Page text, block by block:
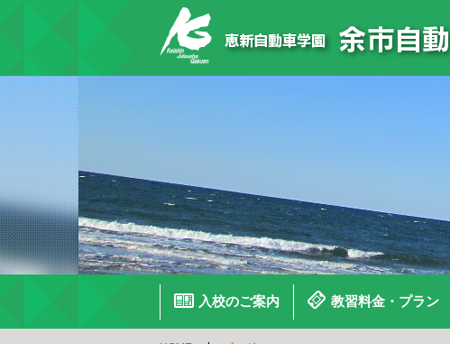
入校のご案内 教習料金・プラン